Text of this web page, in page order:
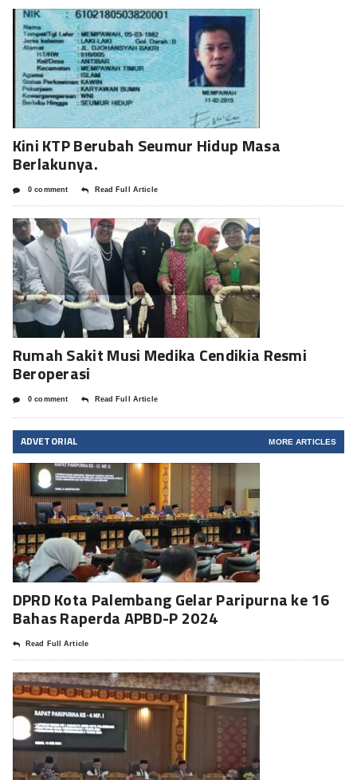
Kini KTP Berubah Seumur Hidup Masa
Berlakunya.
0 comment Read Full Article
Rumah Sakit Musi Medika Cendikia Resmi
Beroperasi
0 comment Read Full Article
ADVETORIAL MORE ARTICLES
DPRD Kota Palembang Gelar Paripurna ke 16
Bahas Raperda APBD-P 2024
Read Full Article